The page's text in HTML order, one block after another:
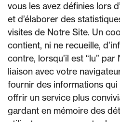
vous les avez définies lors
et d’élaborer des
visites de Notre Site. Un
contient, ni ne recueille,
contre, lorsqu’il est “lu”
liaison avec votre
fournir des informations
offrir un service plus
gardant en mémoire des